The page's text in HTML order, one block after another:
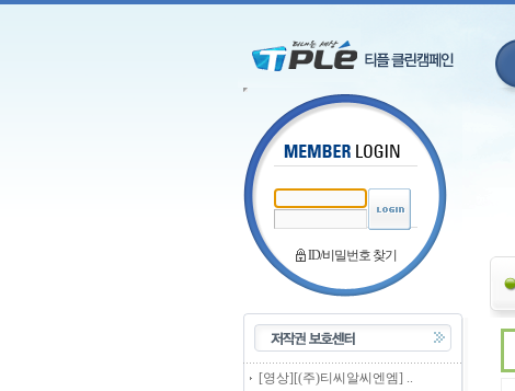
ID/비밀번호 찾기
[영상][(주)티씨알씨엔엠] ..